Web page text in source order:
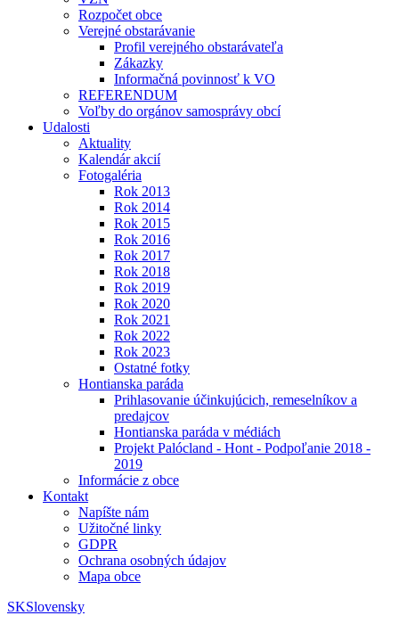
Rozpočet obce
Verejné obstarávanie
Profil verejného obstarávateľa
Zákazky
Informačná povinnosť k VO
REFERENDUM
Voľby do orgánov samosprávy obcí
Udalosti
Aktuality
Kalendár akcií
Fotogaléria
Rok 2013
Rok 2014
Rok 2015
Rok 2016
Rok 2017
Rok 2018
Rok 2019
Rok 2020
Rok 2021
Rok 2022
Rok 2023
Ostatné fotky
Hontianska paráda
Prihlasovanie účinkujúcich, remeselníkov a
predajcov
Hontianska paráda v médiách
Projekt Palócland - Hont - Podpoľanie 2018 -
2019
Informácie z obce
Kontakt
Napíšte nám
Užitočné linky
GDPR
Ochrana osobných údajov
Mapa obce
SKSlovensky